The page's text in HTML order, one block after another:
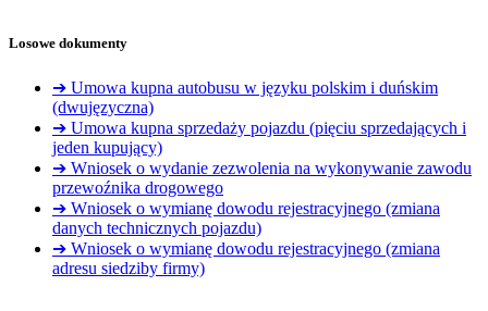
Losowe dokumenty
➔ Umowa kupna autobusu w języku polskim i duńskim
(dwujęzyczna)
➔ Umowa kupna sprzedaży pojazdu (pięciu sprzedających i
jeden kupujący)
➔ Wniosek o wydanie zezwolenia na wykonywanie zawodu
przewoźnika drogowego
➔ Wniosek o wymianę dowodu rejestracyjnego (zmiana
danych technicznych pojazdu)
➔ Wniosek o wymianę dowodu rejestracyjnego (zmiana
adresu siedziby firmy)